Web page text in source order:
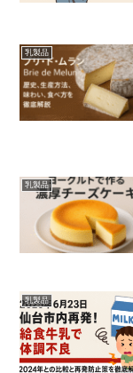
乳製品
乳製品
乳製品